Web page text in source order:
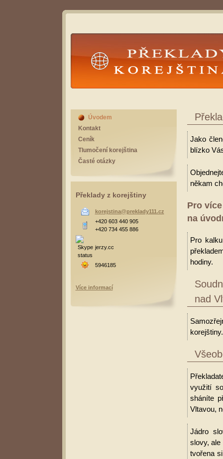
Překlady Korejština
Jako
blízko
někam
Pro
na
Pro
hodiny.
nad
korejštiny.
využití
sháníte
Vltavou,
Jádro
slovy, ale
tvořena
Úvodem
Kontakt
Ceník
Tlumočení korejština
Časté otázky
Překlady z korejštiny
korejstina@preklady111.cz
+420 603 440 905
+420 734 455 886
jerzy.cc
5946185
Více informací